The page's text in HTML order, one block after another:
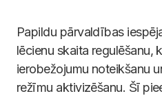
Papildu pārvaldības
lēcienu skaita regulēšanu,
ierobežojumu noteikšanu
režīmu aktivizēšanu. Šī